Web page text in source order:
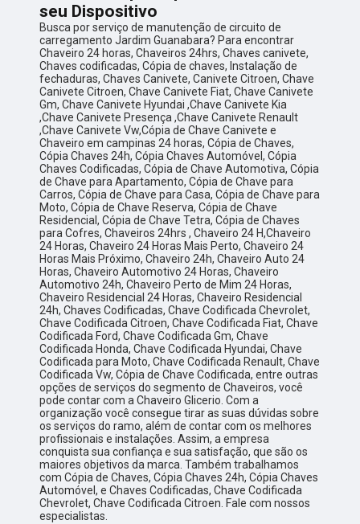
seu Dispositivo
Busca por serviço de manutenção de circuito de
carregamento Jardim Guanabara? Para encontrar
Chaveiro 24 horas, Chaveiros 24hrs, Chaves canivete,
Chaves codificadas, Cópia de chaves, Instalação de
fechaduras, Chaves Canivete, Canivete Citroen, Chave
Canivete Citroen, Chave Canivete Fiat, Chave Canivete
Gm, Chave Canivete Hyundai ,Chave Canivete Kia
,Chave Canivete Presença ,Chave Canivete Renault
,Chave Canivete Vw,Cópia de Chave Canivete e
Chaveiro em campinas 24 horas, Cópia de Chaves,
Cópia Chaves 24h, Cópia Chaves Automóvel, Cópia
Chaves Codificadas, Cópia de Chave Automotiva, Cópia
de Chave para Apartamento, Cópia de Chave para
Carros, Cópia de Chave para Casa, Cópia de Chave para
Moto, Cópia de Chave Reserva, Cópia de Chave
Residencial, Cópia de Chave Tetra, Cópia de Chaves
para Cofres, Chaveiros 24hrs , Chaveiro 24 H,Chaveiro
24 Horas, Chaveiro 24 Horas Mais Perto, Chaveiro 24
Horas Mais Próximo, Chaveiro 24h, Chaveiro Auto 24
Horas, Chaveiro Automotivo 24 Horas, Chaveiro
Automotivo 24h, Chaveiro Perto de Mim 24 Horas,
Chaveiro Residencial 24 Horas, Chaveiro Residencial
24h, Chaves Codificadas, Chave Codificada Chevrolet,
Chave Codificada Citroen, Chave Codificada Fiat, Chave
Codificada Ford, Chave Codificada Gm, Chave
Codificada Honda, Chave Codificada Hyundai, Chave
Codificada para Moto, Chave Codificada Renault, Chave
Codificada Vw, Cópia de Chave Codificada, entre outras
opções de serviços do segmento de Chaveiros, você
pode contar com a Chaveiro Glicerio. Com a
organização você consegue tirar as suas dúvidas sobre
os serviços do ramo, além de contar com os melhores
profissionais e instalações. Assim, a empresa
conquista sua confiança e sua satisfação, que são os
maiores objetivos da marca. Também trabalhamos
com Cópia de Chaves, Cópia Chaves 24h, Cópia Chaves
Automóvel, e Chaves Codificadas, Chave Codificada
Chevrolet, Chave Codificada Citroen. Fale com nossos
especialistas.